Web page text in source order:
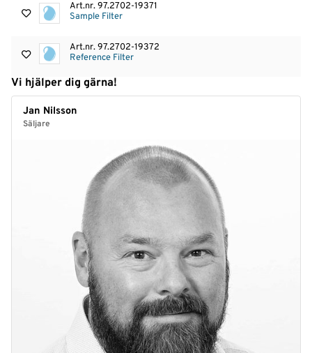
Art.nr.97.2702-19371
Sample Filter
Art.nr.97.2702-19372
Reference Filter
Vi hjälper dig gärna!
Jan Nilsson
Säljare